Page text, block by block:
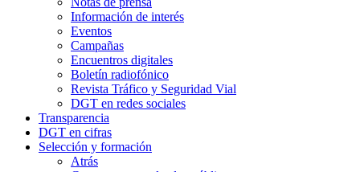
Información de interés
Eventos
Campañas
Encuentros digitales
Boletín radiofónico
Revista Tráfico y Seguridad Vial
DGT en redes sociales
Transparencia
DGT en cifras
Selección y formación
Atrás